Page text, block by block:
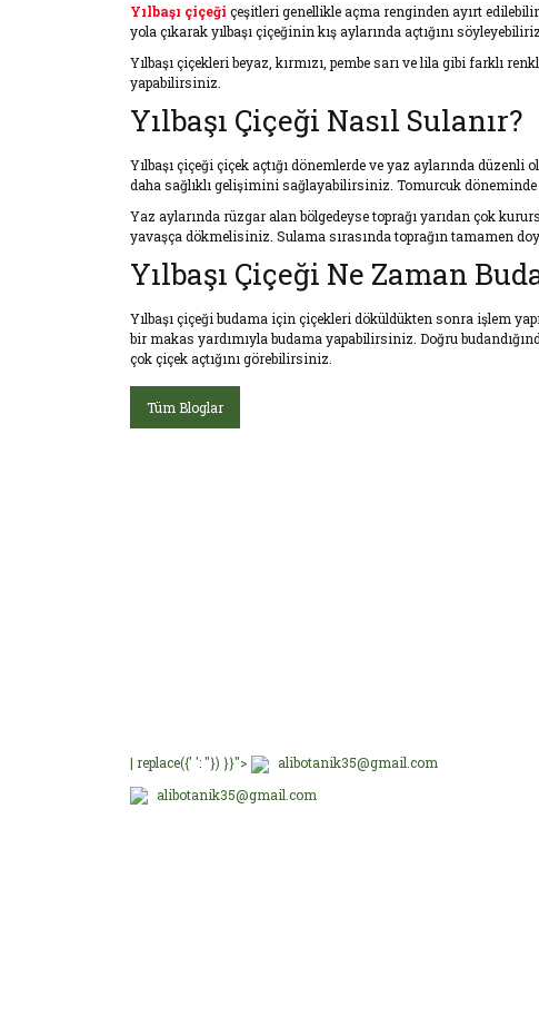
Yılbaşı çiçeği çeşitleri genellikle açma renginden ayırt
yola çıkarak yılbaşı çiçeğinin kış aylarında açtığını söyleyebiliriz.
Yılbaşı çiçekleri beyaz, kırmızı, pembe sarı ve lila gibi farklı
yapabilirsiniz.
Yılbaşı Çiçeği Nasıl Sulanır?
Yılbaşı çiçeği çiçek açtığı dönemlerde ve yaz aylarında
daha sağlıklı gelişimini sağlayabilirsiniz. Tomurcuk
Yaz aylarında rüzgar alan bölgedeyse toprağı yarıdan çok
yavaşça dökmelisiniz. Sulama sırasında toprağın tamamen
Yılbaşı Çiçeği Ne Zaman
Yılbaşı çiçeği budama için çiçekleri döküldükten sonra işlem
bir makas yardımıyla budama yapabilirsiniz. Doğru
çok çiçek açtığını görebilirsiniz.
Tüm Bloglar
| replace({' ': ''}) }}">
alibotanik35@gmail.com
alibotanik35@gmail.com